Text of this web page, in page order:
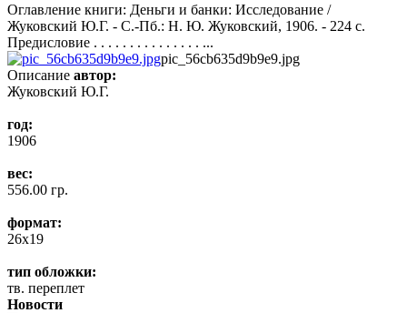
Оглавление книги: Деньги и банки: Исследование /
Жуковский Ю.Г. - С.-Пб.: Н. Ю. Жуковский, 1906. - 224 с.
Предисловие . . . . . . . . . . . . . . . ...
pic_56cb635d9b9e9.jpg
Описание автор:
Жуковский Ю.Г.
год:
1906
вес:
556.00 гр.
формат:
26x19
тип обложки:
тв. переплет
Новости